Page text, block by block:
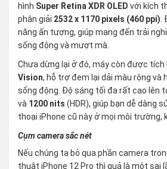
hình Super Retina XDR OLED với kích
phân giải 2532 x 1170 pixels (460 ppi)
năng ấn tượng, giúp mang đến trải
sống động và mượt mà.
Chưa dừng lại ở đó, máy còn được tích
Vision, hỗ trợ đem lại dải màu rộng và
sống động. Độ sáng tối đa rất cao lên
và 1200 nits (HDR), giúp bạn dễ dàng
thoại iPhone cũ này ở mọi môi trường,
Cụm camera sắc nét
Nếu chúng ta bỏ qua phần camera
thuật iPhone 12 Pro thì quả là một sai